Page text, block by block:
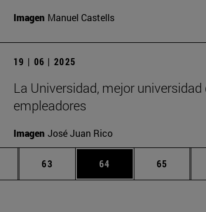
Imagen Manuel Castells
19 | 06 | 2025
La Universidad, mejor
empleadores
Imagen José Juan Rico
Páginas intermedias Use TAB para desplazarse.
Página
63 Página
64 Página
65